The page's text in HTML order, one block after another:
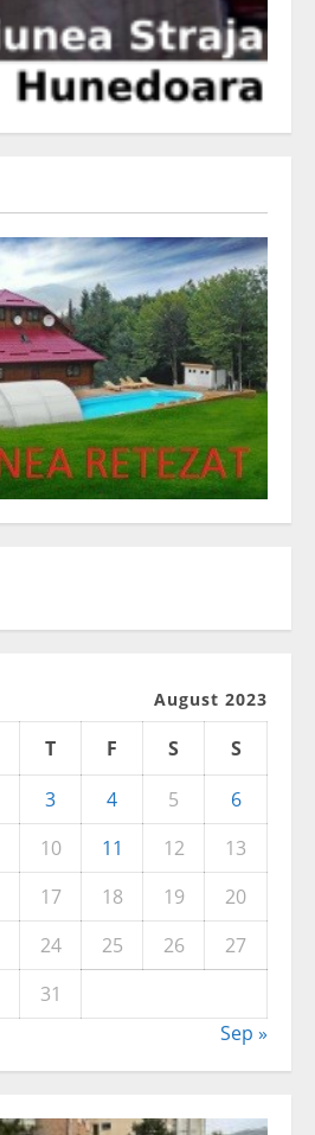
August 2023
T F S
S
3 4 5
6
10 11 12
13
17 18 19
20
24 25 26
27
31
Sep »